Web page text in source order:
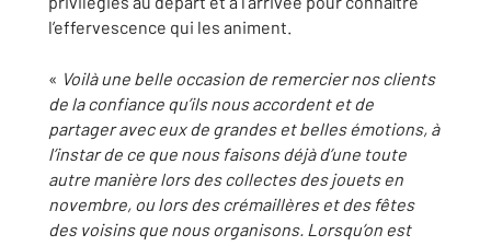
l’effervescence qui les animent.
« Voilà une belle occasion de remercier nos clients
de la confiance qu’ils nous accordent et de
partager avec eux de grandes et belles émotions, à
l’instar de ce que nous faisons déjà d’une toute
autre manière lors des collectes des jouets en
novembre, ou lors des crémaillères et des fêtes
des voisins que nous organisons. Lorsqu’on est